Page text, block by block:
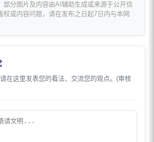
部分图片及内容由AI辅助生成或来源于公开信
权或内容问题，请在发布之日起7日内与本网
在这里发表您的看法、交流您的观点。(审核